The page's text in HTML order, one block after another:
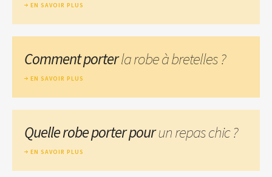
EN SAVOIR PLUS
Comment porterla robe à bretelles ?
EN SAVOIR PLUS
Quelle robe porter pourun repas chic ?
EN SAVOIR PLUS